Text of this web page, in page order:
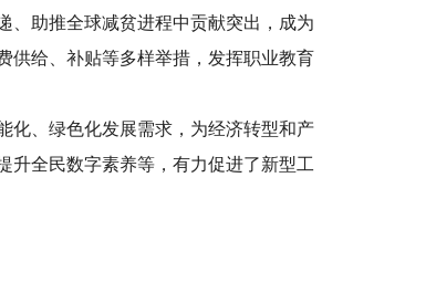
、助推全球减贫进程中贡献突出，成为
供给、补贴等多样举措，发挥职业教育
化、绿色化发展需求，为经济转型和产
升全民数字素养等，有力促进了新型工